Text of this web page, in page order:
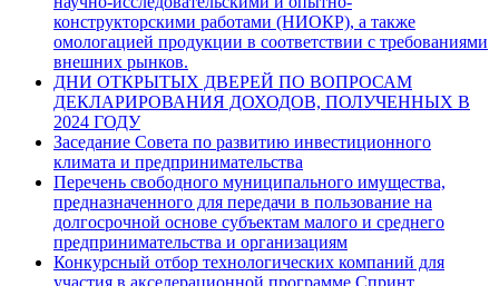
конструкторскими работами (НИОКР), а также
омологацией продукции в соответствии с требованиями
внешних рынков.
ДНИ ОТКРЫТЫХ ДВЕРЕЙ ПО ВОПРОСАМ
ДЕКЛАРИРОВАНИЯ ДОХОДОВ, ПОЛУЧЕННЫХ В
2024 ГОДУ
Заседание Совета по развитию инвестиционного
климата и предпринимательства
Перечень свободного муниципального имущества,
предназначенного для передачи в пользование на
долгосрочной основе субъектам малого и среднего
предпринимательства и организациям
Конкурсный отбор технологических компаний для
участия в акселерационной программе Спринт